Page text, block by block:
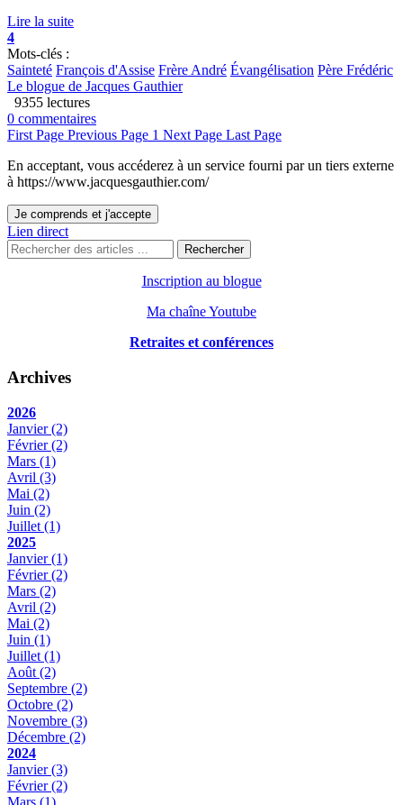
Lire la suite
4
Mots-clés :
Sainteté François d'Assise Frère André Évangélisation Père Frédéric
Le blogue de Jacques Gauthier
9355 lectures
0 commentaires
First Page Previous Page 1 Next Page Last Page
En acceptant, vous accéderez à un service fourni par un tiers externe
à https://www.jacquesgauthier.com/
Je comprends et j'accepte
Lien direct
Rechercher
Inscription au blogue
Ma chaîne Youtube
Retraites et conférences
Archives
2026
Janvier(2)
Février(2)
Mars (1)
Avril (3)
Mai (2)
Juin (2)
Juillet (1)
2025
Janvier(1)
Février(2)
Mars (2)
Avril (2)
Mai (2)
Juin (1)
Juillet (1)
Août (2)
Septembre (2)
Octobre (2)
Novembre (3)
Décembre (2)
2024
Janvier(3)
Février(2)
Mars (1)